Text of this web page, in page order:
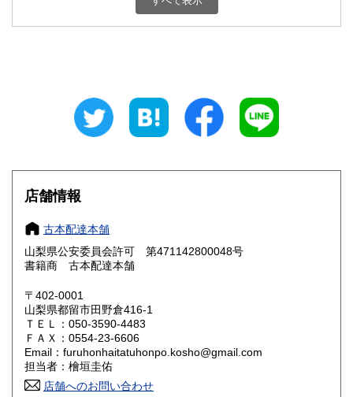
800円 三重県
大阪府
奈良県
鳥取県 800円 島根県
岡山県
山口県 800円
香川県 800円 愛媛県
高知県
店舗情報
古本配達本舗
山梨県公安委員会許可 第471142800048号
書籍商 古本配達本舗
〒402-0001
山梨県都留市田野倉416-1
ＴＥＬ：050-3590-4483
ＦＡＸ：0554-23-6606
Email：furuhonhaitatuhonpo.kosho@gmail.com
担当者：檜垣圭佑
店舗へのお問い合わせ